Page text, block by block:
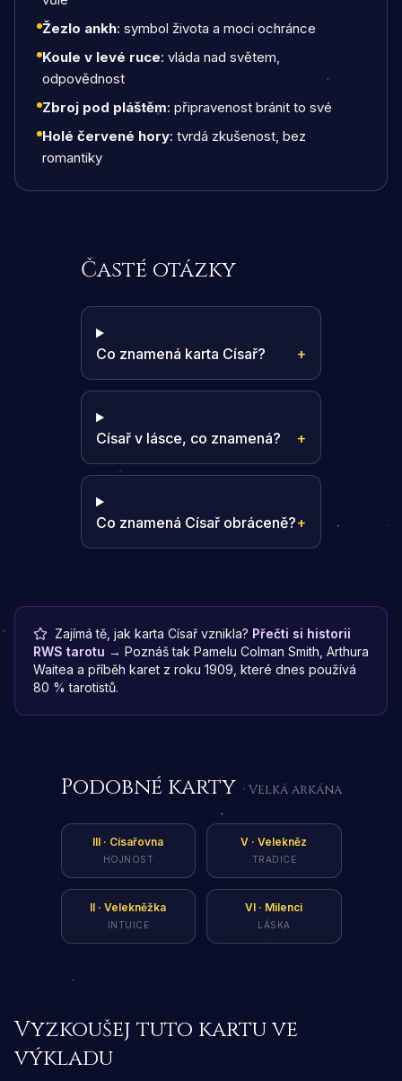
Žezlo ankh: symbol života a moci ochránce
Koule v levé ruce: vláda nad světem,
odpovědnost
Zbroj pod pláštěm: připravenost bránit to své
Holé červené hory: tvrdá zkušenost, bez
romantiky
Časté otázky
Co znamená karta Císař? +
Císař v lásce, co znamená? +
Co znamená Císař obráceně?+
Zajímá tě, jak karta Císař vznikla? Přečti si historii
RWS tarotu → Poznáš tak Pamelu Colman Smith, Arthura
Waitea a příběh karet z roku 1909, které dnes používá
80 % tarotistů.
Podobné karty · Velká arkána
III · Císařovna
HOJNOST
V ·Velekněz
TRADICE
II ·Velekněžka
INTUICE
VI · Milenci
LÁSKA
Vyzkoušej tuto kartu ve
výkladu